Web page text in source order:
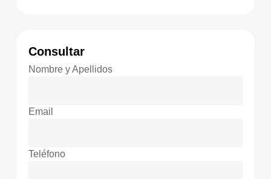
Consultar
Nombre y Apellidos
Email
Teléfono